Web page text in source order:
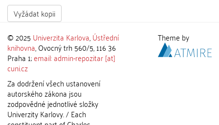
Vyžádat kopii
© 2025 Univerzita Karlova,Ústřední
knihovna, Ovocný trh 560/5, 116 36
Praha 1;email: admin-repozitar [at]
cuni.cz
Za dodržení všech ustanovení
autorského zákona jsou
zodpovědné jednotlivé složky
Univerzity Karlovy. / Each
Theme by